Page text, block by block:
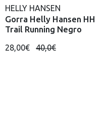
HELLY HANSEN
Gorra Helly Hansen HH
Trail Running Negro
28,00€ 40,0€